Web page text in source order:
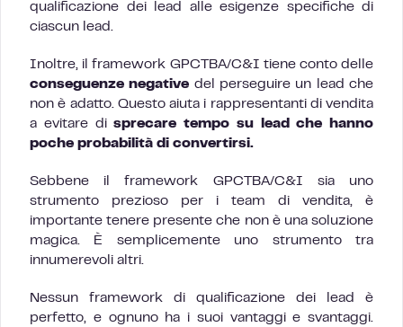
qualificazione dei lead alle esigenze specifiche di
ciascun lead.
Inoltre, il framework GPCTBA/C&I tiene conto delle
conseguenze negative del perseguire un lead che
non è adatto. Questo aiuta i rappresentanti di vendita
a evitare disprecare tempo su lead che hanno
poche probabilità di convertirsi.
Sebbene il framework GPCTBA/C&I sia uno
strumento prezioso per i team di vendita, è
importante tenere presente che non è una soluzione
magica. È semplicemente uno strumento tra
innumerevoli altri.
Nessun framework di qualificazione dei lead è
perfetto, e ognuno ha i suoi vantaggi e svantaggi.